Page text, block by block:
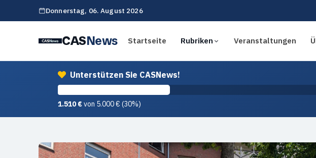
Donnerstag, 06. August 2026
CASNews Startseite Rubriken Veranstaltungen
Unterstützen Sie CASNews!
1.510 €von 5.000 € (30%)